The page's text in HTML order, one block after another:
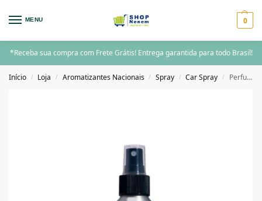
MENU 0
*Receba sua compra com Frete Grátis! Entrega garantida para todo Brasil!
Início / Loja / Aromatizantes Nacionais / Spray / Car Spray / Perfume para Ambientes Acqua Aroma Dia a Dia 60ml Lavanda